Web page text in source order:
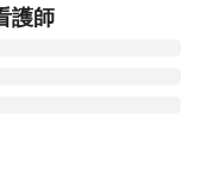
護師